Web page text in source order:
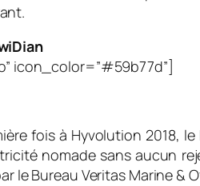
icon_color=”#59b77d”]
fois à Hyvolution 2018,
nomade sans aucun
le Bureau Veritas Marine &